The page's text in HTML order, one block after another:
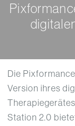
Die
Version ihres
Station 2.0